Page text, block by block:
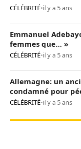
CÉLÉBRITÉ•il y a 5 ans
Emmanuel
femmes que… »
CÉLÉBRITÉ•il y a 5 ans
Allemagne: un
condamné pour
CÉLÉBRITÉ•il y a 5 ans